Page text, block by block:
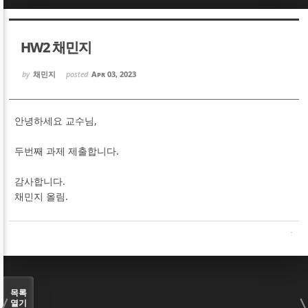
HW2 채민지
by 채민지 posted Apr 03, 2023
안녕하세요 교수님,
두번째 과제 제출합니다.
감사합니다.
채민지 올림.
목록
열기
Sketchbook5, 스케치북5
Sketchbook5, 스케치북5
Sketchbook5, 스케치북5
Sketchbook5, 스케치북5